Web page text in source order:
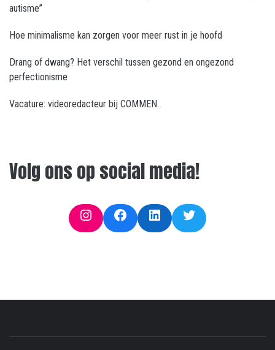
autisme”
Hoe minimalisme kan zorgen voor meer rust in je hoofd
Drang of dwang? Het verschil tussen gezond en ongezond
perfectionisme
Vacature: videoredacteur bij COMMEN.
Volg ons op social media!
InstagramFacebookLinkedInTwitter